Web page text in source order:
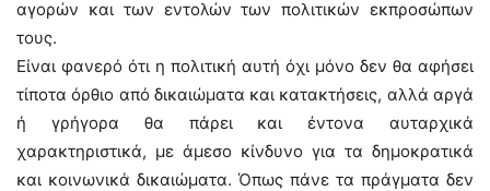
αγορών και των εντολών των πολιτικών εκπροσώπων
τους.
Είναι φανερό ότι η πολιτική αυτή όχι μόνο δεν θα αφήσει
τίποτα όρθιο από δικαιώματα και κατακτήσεις, αλλά αργά
ή γρήγορα θα πάρει και έντονα αυταρχικά
χαρακτηριστικά, με άμεσο κίνδυνο για τα δημοκρατικά
και κοινωνικά δικαιώματα. Όπως πάνε τα πράγματα δεν